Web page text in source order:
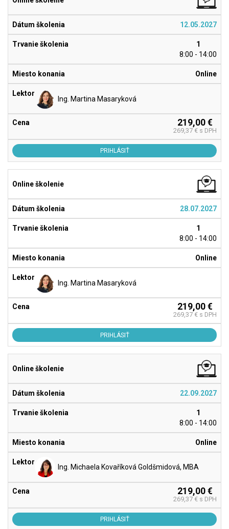
12.05.2027
1
8:00 - 14:00
Online
Ing. Martina Masaryková
219,00 €
269,37 € s DPH
PRIHLÁSIŤ
28.07.2027
1
8:00 - 14:00
Online
Ing. Martina Masaryková
219,00 €
269,37 € s DPH
PRIHLÁSIŤ
22.09.2027
1
8:00 - 14:00
Online
Ing. Michaela Kovaříková Goldšmidová, MBA
219,00 €
269,37 € s DPH
PRIHLÁSIŤ